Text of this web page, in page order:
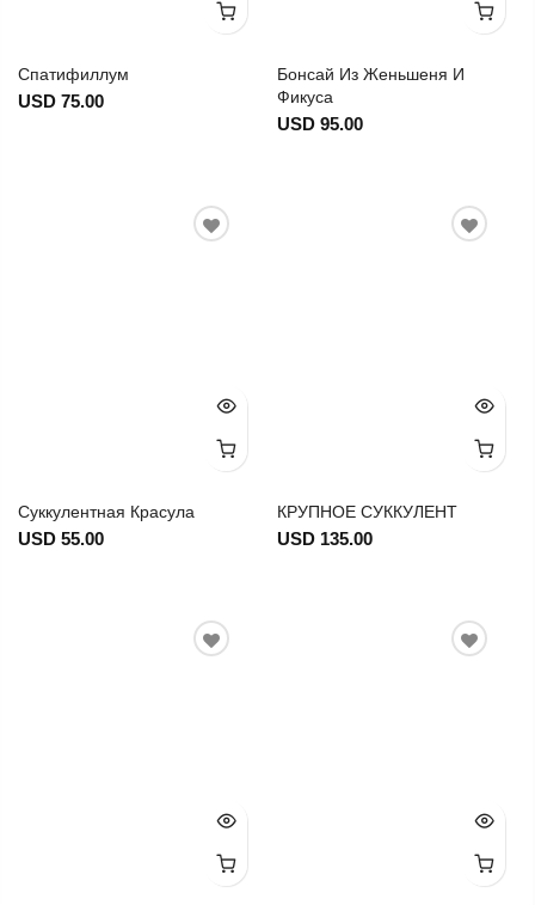
Спатифиллум
USD 75.00
Бонсай Из Женьшеня И
Фикуса
USD 95.00
Суккулентная Красула
USD 55.00
КРУПНОЕ СУККУЛЕНТ
USD 135.00